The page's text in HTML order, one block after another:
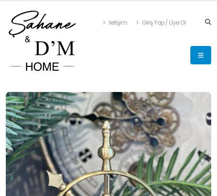
İletişim Giriş Yap / Üye Ol